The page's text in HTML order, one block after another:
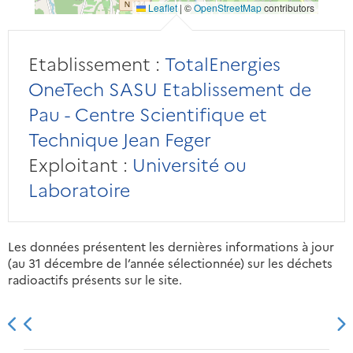
Leaflet | ©OpenStreetMapcontributors
Etablissement : TotalEnergies
OneTech SASU Etablissement de
Pau - Centre Scientifique et
Technique Jean Feger
Exploitant : Université ou
Laboratoire
Les données présentent les dernières informations à jour
(au 31 décembre de l’année sélectionnée) sur les déchets
radioactifs présents sur le site.